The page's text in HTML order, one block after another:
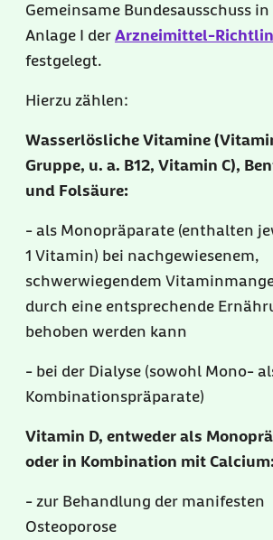
Gemeinsame Bundesausschuss in
Anlage I der Arzneimittel-
festgelegt.
Hierzu zählen:
Wasserlösliche Vitamine
Gruppe, u. a. B12, Vitamin C),
und Folsäure:
- als Monopräparate (enthalten
1 Vitamin) bei nachgewiesenem,
schwerwiegendem
durch eine entsprechende
behoben werden kann
- bei der Dialyse (sowohl Mono-
Kombinationspräparate)
Vitamin D, entweder als
oder in Kombination mit
- zur Behandlung der manifesten
Osteoporose